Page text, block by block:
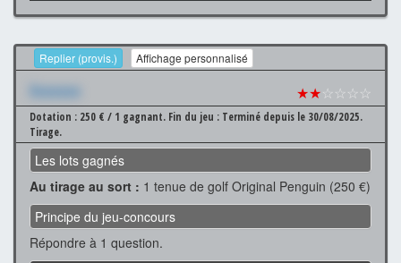
Replier (provis.) Affichage personnalisé
Xxxxxxx ★★☆☆☆☆
Dotation : 250 € / 1 gagnant. Fin du jeu : Terminé depuis le 30/08/2025.
Tirage.
Les lots gagnés
Au tirage au sort : 1 tenue de golf Original Penguin (250 €)
Principe du jeu-concours
Répondre à 1 question.